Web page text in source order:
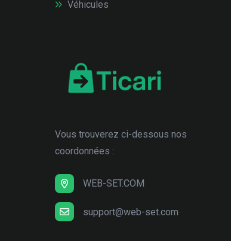
Véhicules
Vous trouverez ci-dessous nos
coordonnées :
WEB-SET.COM
support@web-set.com